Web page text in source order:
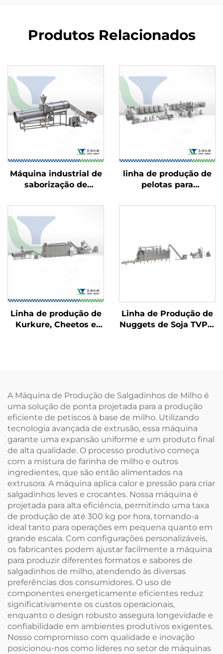
Produtos Relacionados
Máquina industrial de
saborização de
linha de produção de
pelotas para
Linha de produção de
Kurkure, Cheetos e
Linha de Produção de
Nuggets de Soja TVP e
A Máquina de Produção de Salgadinhos de Milho é
uma solução de ponta projetada para a produção
eficiente de petiscos à base de milho. Utilizando
tecnologia avançada de extrusão, essa máquina
garante uma expansão uniforme e um produto final
de alta qualidade. O processo produtivo começa
com a mistura de farinha de milho e outros
ingredientes, que são então alimentados na
extrusora. A máquina aplica calor e pressão para criar
salgadinhos leves e crocantes. Nossa máquina é
projetada para alta eficiência, permitindo uma taxa
de produção de até 300 kg por hora, tornando-a
ideal tanto para operações em pequena quanto em
grande escala. Com configurações personalizáveis,
os fabricantes podem ajustar facilmente a máquina
para produzir diferentes formatos e sabores de
salgadinhos de milho, atendendo às diversas
preferências dos consumidores. O uso de
componentes energeticamente eficientes reduz
significativamente os custos operacionais,
enquanto o design robusto assegura longevidade e
confiabilidade em ambientes produtivos exigentes.
Nosso compromisso com qualidade e inovação
posicionou-nos como líderes no setor de máquinas